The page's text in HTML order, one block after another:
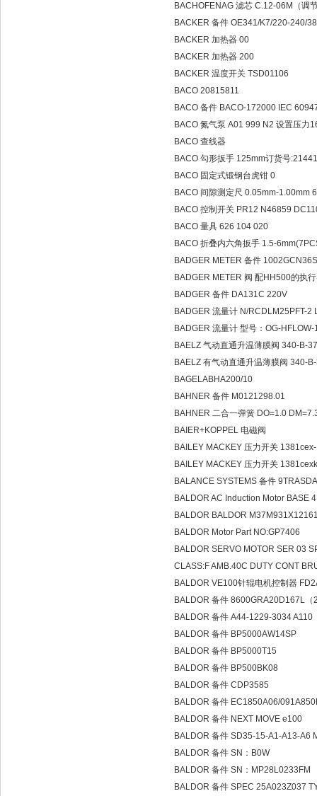
BACHOFENAG 滤芯 C.12-06M（调
BACKER 备件 OE341/K7/220-240/
BACKER 加热器 00
BACKER 加热器 200
BACKER 温度开关 TSD01106
BACO 20815811
BACO 备件 BACO-172000 IEC
BACO 氮气泵 A01 999 N2 设置压力
BACO 查线器
BACO 勾形扳手 125mm订货号
BACO 固定式锻钢台虎钳 0
BACO 间隙测定尺 0.05mm-1.00mm
BACO 控制开关 PR12 N46859
BACO 量具 626 104 020
BACO 折叠内六角扳手 1.5-
BADGER METER 备件
BADGER METER 阀 配HH500的执
BADGER 备件 DA131C 220V
BADGER 流量计 N/RCDLM25PFT-
BADGER 流量计 型号：OG-
BAELZ 气动直通升温薄膜阀 340-B-
BAELZ 有气动直通升温薄膜阀 340-
BAGELABHA200/10
BAHNER 备件 M0121298.01
BAHNER 二合一弹簧 DO=1.0
BAIER+KOPPEL 电磁阀
BAILEY MACKEY 压力开关
BAILEY MACKEY 压力开关
BALANCE SYSTEMS 备件
BALDOR AC Induction Motor BASE
BALDOR BALDOR
BALDOR Motor Part NO:GP7406
BALDOR SERVO MOTOR SER 03
CLASS:F AMB.40C DUTY CONT
BALDOR VE100针辊电机控制器
BALDOR 备件 8600GRA20D167L
BALDOR 备件 A44-1229-3034 A110
BALDOR 备件 BP5000AW14SP
BALDOR 备件 BP5000T15
BALDOR 备件 BP500BK08
BALDOR 备件 CDP3585
BALDOR 备件 EC1850A06/
BALDOR 备件 NEXT MOVE e100
BALDOR 备件 SD35-15-A1-A13-A6
BALDOR 备件 SN：B0W
BALDOR 备件 SN：MP28L0233FM
BALDOR 备件 SPEC 25A023Z037